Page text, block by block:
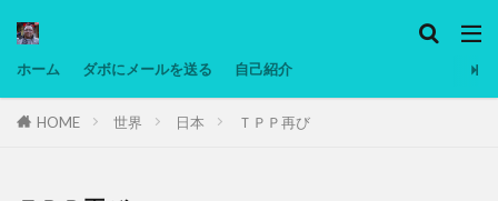
ホーム ダボにメールを送る 自己紹介
HOME 世界 日本 ＴＰＰ再び
タグ
ヨーグルト